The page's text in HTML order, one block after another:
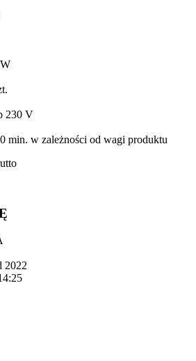
230 V
min. w zależności od wagi produktu
2022